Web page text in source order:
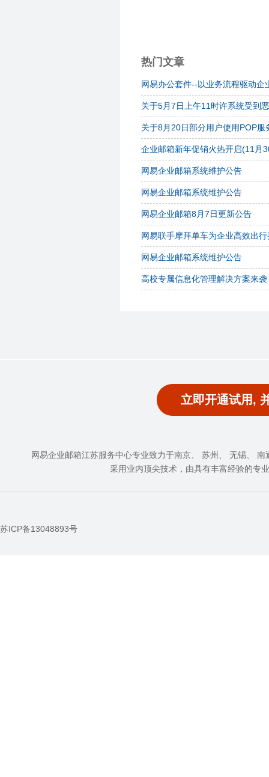
热门文章
网易办公套件--以业务流程驱动企
关于5月7日上午11时许系统受到
关于8月20日部分用户使用POP服
企业邮箱新年促销火热开启(11月
网易企业邮箱系统维护公告
网易企业邮箱系统维护公告
网易企业邮箱8月7日更新公告
网易联手摩拜单车为企业高效出
网易企业邮箱系统维护公告
高校专属信息化管理解决方案来袭
立即开通试用,
网易企业邮箱江苏服务中心专业致力于南京、 苏州、 无锡、
采用业内顶尖技术，由具有丰富经验的专
苏ICP备13048893号